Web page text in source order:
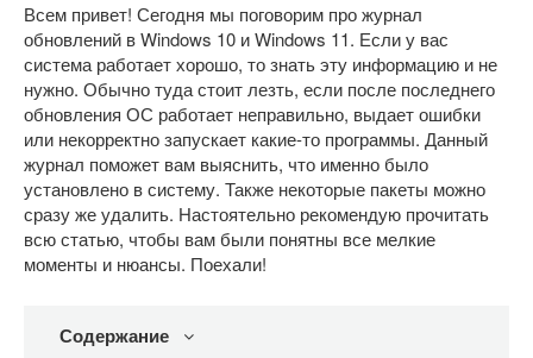
Всем привет! Сегодня мы поговорим про журнал
обновлений в Windows 10 и Windows 11. Если у вас
система работает хорошо, то знать эту информацию и не
нужно. Обычно туда стоит лезть, если после последнего
обновления ОС работает неправильно, выдает ошибки
или некорректно запускает какие-то программы. Данный
журнал поможет вам выяснить, что именно было
установлено в систему. Также некоторые пакеты можно
сразу же удалить. Настоятельно рекомендую прочитать
всю статью, чтобы вам были понятны все мелкие
моменты и нюансы. Поехали!
Содержание